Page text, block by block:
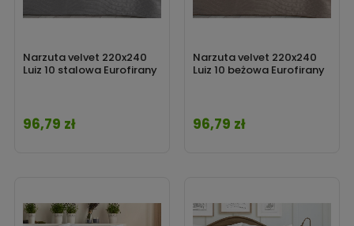
Narzuta velvet 220x240
Luiz 10 stalowa Eurofirany
Cena
96,79 zł
Narzuta velvet 220x240
Luiz 10 beżowa Eurofirany
Cena
96,79 zł